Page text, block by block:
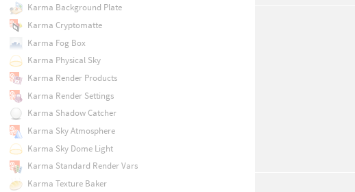
Karma Background Plate
Karma Cryptomatte
Karma Fog Box
Karma Physical Sky
Karma Render Products
Karma Render Settings
Karma Shadow Catcher
Karma Sky Atmosphere
Karma Sky Dome Light
Karma Standard Render Vars
Karma Texture Baker